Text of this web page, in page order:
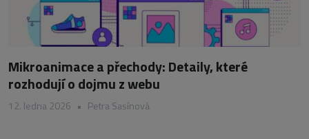
Mikroanimace a přechody: Detaily, které
rozhodují o dojmu z webu
12. ledna 2026 • Petra Sasínová